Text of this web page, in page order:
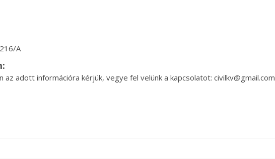
A
az adott információra kérjük, vegye fel velünk a kapcsolatot: civilkv@gmail.com